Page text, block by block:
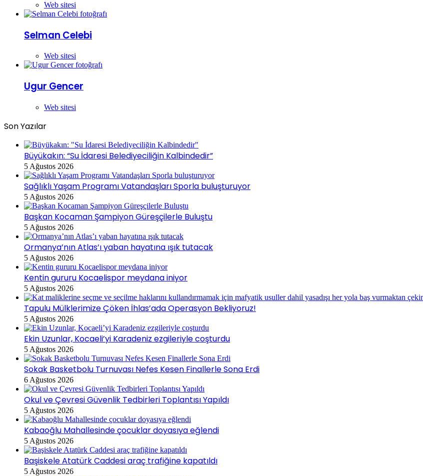
Web sitesi
Selman Celebi
Web sitesi
Ugur Gencer
Web sitesi
Son Yazılar
Büyükakın: “Su İdaresi Belediyeciliğin Kalbindedir”
5 Ağustos 2026
Sağlıklı Yaşam Programı Vatandaşları Sporla buluşturuyor
5 Ağustos 2026
Başkan Kocaman Şampiyon Güreşçilerle Buluştu
5 Ağustos 2026
Ormanya’nın Atlas’ı yaban hayatına ışık tutacak
5 Ağustos 2026
Kentin gururu Kocaelispor meydana iniyor
5 Ağustos 2026
Tapulu Mülklerimize Çöken İhlas’ada Operasyon Bekliyoruz!
5 Ağustos 2026
Ekin Uzunlar, Kocaeli’yi Karadeniz ezgileriyle coşturdu
5 Ağustos 2026
Sokak Basketbolu Turnuvası Nefes Kesen Finallerle Sona Erdi
6 Ağustos 2026
Okul ve Çevresi Güvenlik Tedbirleri Toplantısı Yapıldı
5 Ağustos 2026
Kabaoğlu Mahallesinde çocuklar doyasıya eğlendi
5 Ağustos 2026
Başiskele Atatürk Caddesi araç trafiğine kapatıldı
5 Ağustos 2026